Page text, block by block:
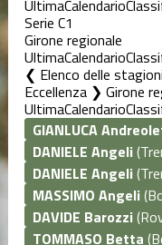
UltimaCalendario
Serie C1
Girone regionale
UltimaCalendario
Elenco delle stagioni
Eccellenza ❯ Girone
UltimaCalendario
GIANLUCA
DANIELE Angeli
DANIELE Angeli
MASSIMO Angeli
DAVIDE Barozzi
TOMMASO Betta